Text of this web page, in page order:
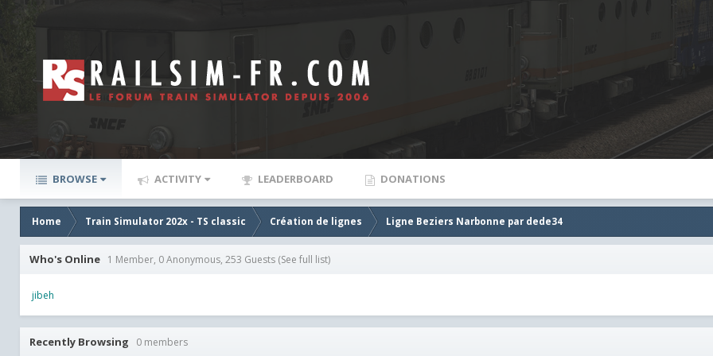
BROWSE ACTIVITY LEADERBOARD DONATIONS
Home Train Simulator 202x - TS classic Création de lignes Ligne Beziers Narbonne par dede34
Who's Online 1 Member, 0 Anonymous, 253 Guests (See full list)
jibeh
Recently Browsing 0 members